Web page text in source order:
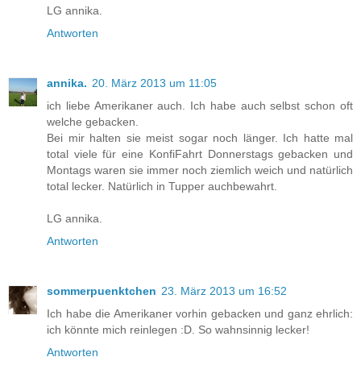
LG annika.
Antworten
annika. 20. März 2013 um 11:05
ich liebe Amerikaner auch. Ich habe auch selbst schon oft
welche gebacken.
Bei mir halten sie meist sogar noch länger. Ich hatte mal
total viele für eine KonfiFahrt Donnerstags gebacken und
Montags waren sie immer noch ziemlich weich und natürlich
total lecker. Natürlich in Tupper auchbewahrt.
LG annika.
Antworten
sommerpuenktchen 23. März 2013 um 16:52
Ich habe die Amerikaner vorhin gebacken und ganz ehrlich:
ich könnte mich reinlegen :D. So wahnsinnig lecker!
Antworten